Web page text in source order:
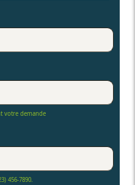
votre demande
456-7890.